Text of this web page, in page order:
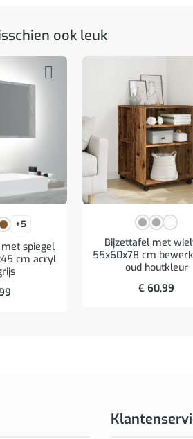
ook leuk
+5
spiegel
cm acryl
Bijzettafel met
55x60x78 cm
oud houtkleur
€ 60,99